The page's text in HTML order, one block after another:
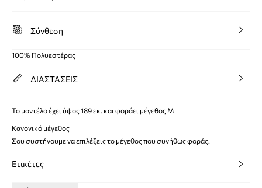
Σύνθεση
100% Πολυεστέρας
ΔΙΑΣΤΑΣΕΙΣ
Το μοντέλο έχει ύψος 189 εκ. και φοράει μέγεθος M
Κανονικό μέγεθος
Σου συστήνουμε να επιλέξεις το μέγεθος που συνήθως φοράς.
Ετικέτες